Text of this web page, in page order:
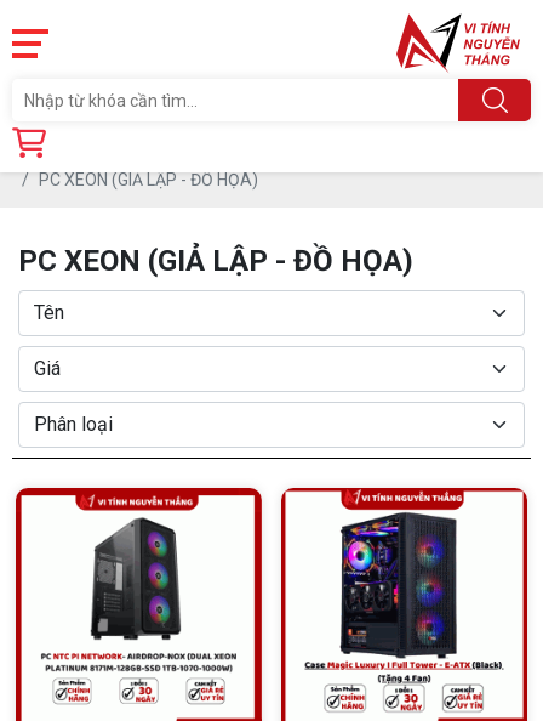
Trang chủ
PC XEON (GIẢ LẬP - ĐỒ HỌA)
PC XEON (GIẢ LẬP - ĐỒ HỌA)